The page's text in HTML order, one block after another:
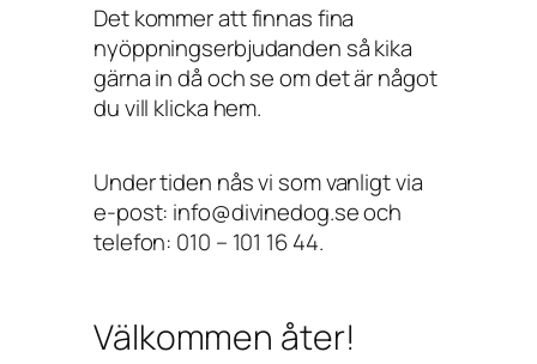
Det kommer att finnas fina
nyöppningserbjudanden så kika
gärna in då och se om det är något
du vill klicka hem.
Under tiden nås vi som vanligt via
e-post: info@divinedog.se och
telefon: 010 – 101 16 44.
Välkommen åter!